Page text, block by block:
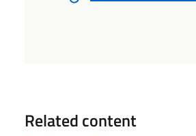
Related content